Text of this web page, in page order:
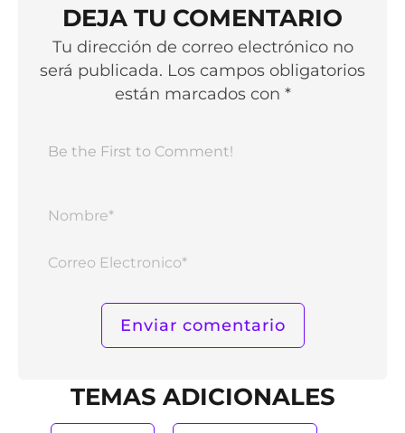
DEJA TU COMENTARIO
Tu dirección de correo electrónico no
será publicada. Los campos obligatorios
están marcados con *
TEMAS ADICIONALES